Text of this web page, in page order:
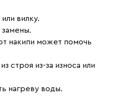
вилку.
накипи может помочь
строя из-за износа или
нагреву воды.